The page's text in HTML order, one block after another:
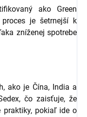
ako Green
je šetrnejší k
zníženej spotrebe
ako je Čína, India a
čo zaisťuje, že
praktiky, pokiaľ ide o